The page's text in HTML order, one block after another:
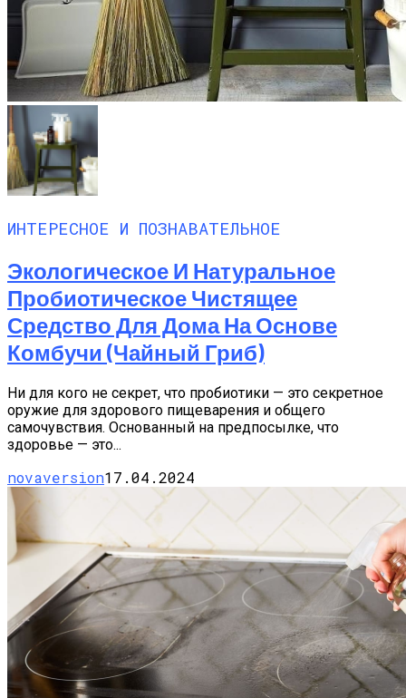
ИНТЕРЕСНОЕ И ПОЗНАВАТЕЛЬНОЕ
Экологическое И Натуральное
Пробиотическое Чистящее
Средство Для Дома На Основе
Комбучи (чайный Гриб)
Ни для кого не секрет, что пробиотики — это секретное
оружие для здорового пищеварения и общего
самочувствия. Основанный на предпосылке, что
здоровье — это...
novaversion17.04.2024